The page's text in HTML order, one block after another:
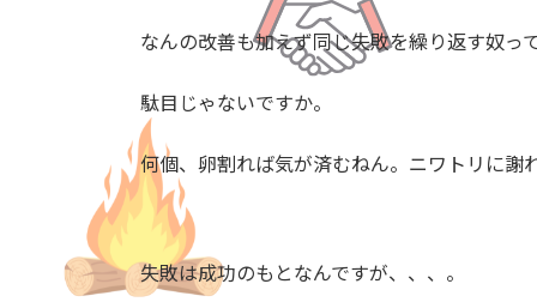
なんの改善も加えず同じ失敗を繰り返す奴っ
駄目じゃないですか。
何個、卵割れば気が済むねん。ニワトリに謝
失敗は成功のもとなんですが、、、。